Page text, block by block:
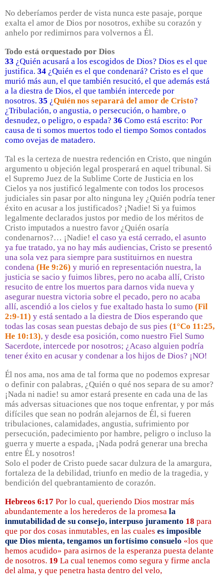
No deberíamos perder de vista nunca este pasaje, porque
exalta el amor de Dios por nosotros, exhibe su corazón y
anhelo por redimirnos para volvernos a Él.
Todo está orquestado por Dios
33 ¿Quién acusará a los escogidos de Dios? Dios es el que
justifica. 34 ¿Quién es el que condenará? Cristo es el que
murió más aun, el que también resucitó, el que además está
a la diestra de Dios, el que también intercede por
nosotros. 35 ¿Quién nos separará del amor de Cristo?
¿Tribulación, o angustia, o persecución, o hambre, o
desnudez, o peligro, o espada? 36 Como está escrito: Por
causa de ti somos muertos todo el tiempo Somos contados
como ovejas de matadero.
Tal es la certeza de nuestra redención en Cristo, que ningún
argumento u objeción legal prosperará en aquel tribunal. Si
el Supremo Juez de la Sublime Corte de Justicia en los
Cielos ya nos justificó legalmente con todos los procesos
judiciales sin pasar por alto ninguna ley ¿Quién podría tener
éxito en acusar a los justificados? ¡Nadie! Si ya fuimos
legalmente declarados justos por medio de los méritos de
Cristo imputados a nuestro favor ¿Quién osaría
condenarnos?… ¡Nadie! el caso ya está cerrado, el asunto
ya fue tratado, ya no hay más audiencias, Cristo se presentó
una sola vez para siempre para sustituirnos en nuestra
condena (He 9:26) y murió en representación nuestra, la
justicia se sacio y fuimos libres, pero no acaba allí, Cristo
resucito de entre los muertos para darnos vida nueva y
asegurar nuestra victoria sobre el pecado, pero no acaba
allí, ascendió a los cielos y fue exaltado hasta lo sumo (Fil
2:9-11) y está sentado a la diestra de Dios esperando que
todas las cosas sean puestas debajo de sus pies (1°Co 11:25,
He 10:13), y desde esa posición, como nuestro Fiel Sumo
Sacerdote, intercede por nosotros; ¿Acaso alguien podría
tener éxito en acusar y condenar a los hijos de Dios? ¡NO!
Él nos ama, nos ama de tal forma que no podemos expresar
o definir con palabras, ¿Quién o qué nos separa de su amor?
¡Nada ni nadie! su amor estará presente en cada una de las
más adversas situaciones que nos toque enfrentar, y por más
difíciles que sean no podrán alejarnos de Él, si fueren
tribulaciones, calamidades, angustia, sufrimiento por
persecución, padecimiento por hambre, peligro o incluso la
guerra y muerte a espada, ¡Nada podrá generar una brecha
entre ÉL y nosotros!
Solo el poder de Cristo puede sacar dulzura de la amargura,
fortaleza de la debilidad, triunfo en medio de la tragedia, y
bendición del quebrantamiento de corazón.
Hebreos 6:17 Por lo cual, queriendo Dios mostrar más
abundantemente a los herederos de la promesa la
inmutabilidad de su consejo, interpuso juramento 18 para
que por dos cosas inmutables, en las cuales es imposible
que Dios mienta, tengamos un fortísimo consuelo «los que
hemos acudido» para asirnos de la esperanza puesta delante
de nosotros. 19 La cual tenemos como segura y firme ancla
del alma, y que penetra hasta dentro del velo,